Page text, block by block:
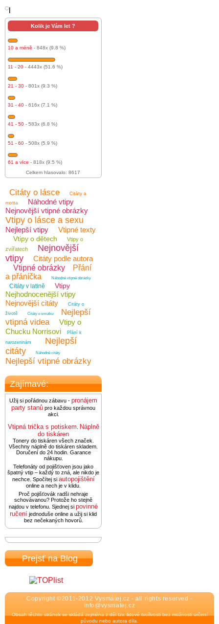
Kolik je Vám let ?
10 a méně - 848x (9.8 %)
11 - 20 - 4443x (51.6 %)
21 - 30 - 801x (9.3 %)
31 - 40 - 616x (7.1 %)
41 - 50 - 583x (6.8 %)
51 - 60 - 508x (5.9 %)
61 a více - 818x (9.5 %)
Celkem hlasovalo: 8617
Citáty o lásce
Citáty a
motta
Náhodné vtipy
Nejnovější vtipné obrázky
Vtipy o lásce a sexu
Nejlepší vtipy Vtipné texty
Vtipy o dětech
Vtipy o
zvířatech
Nejnovější
vtipy
Citáty podle autora
Vtipné obrázky
Přání
a přáníčka
Náhodné vtipné obrázky
Citáty v latině Vtipy
Nejhodnocenější vtipy
Nejnovější citáty
Citáty o
životě
Citáty o smutku
Nejlepší
vtipná videa
Vtipy o
Chucku Norrisovi
Přání k
narozeninám
Nejlepší
citáty
Náhodné citáty
Nejlepší vtipné obrázky
Zajímavé:
Užij si pořádnou zábavu - pronájem
party stanů pro každou správnou
akci.
Vtipná trička s potiskem Náplně
do tiskáren
Tonery do tiskáren všech značek.
Všechny náplně do tiskáren skladem.
Doručení do 24 hodin. Garance
nákupu.
Telefonáty od pojišťoven jsou jako
špatný vtip – každý to zná, ale nikdo je
nechce. Spočítej si autopojištění
online a nech je v klidu.
Proč pojišťovák radši nehraje
schovávanou? Protože ho stejně
najdou v telefonu. Sjednej si povinné
ručení jednoduše online a užij si klid
bez nečekaných hovorů.
Prejsť na Blog
Copyright ©2011-2012 Vysmátej.cz - all rights reserved -
info@vysmatej.cz
Obsah těchto stránek se skládá zejména z děl tzv. lidové tvořivosti bez možnosti určení
původu nebo autora díla.